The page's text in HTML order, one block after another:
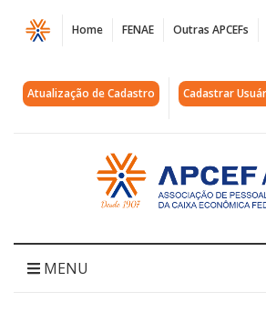
Página
Movimento
sindical
enfrentamento
de
Home FENAE Outras APCEFs
Atualização de Cadastro Cadastrar
Acessar
página
inicial
MENU